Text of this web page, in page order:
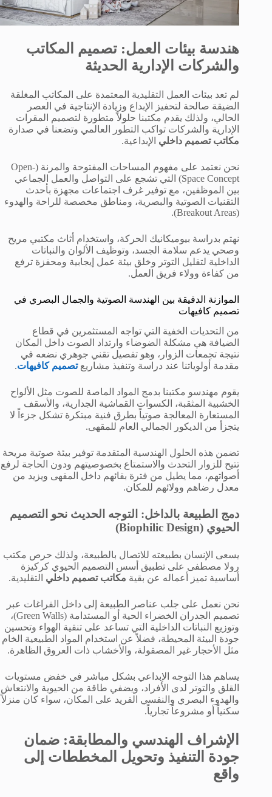
هندسة بيئات العمل: تصميم المكاتب
والشركات الإدارية الحديثة
لم تعد بيئات العمل التقليدية المعتمدة على المكاتب المغلقة
الضيقة صالحة لتحفيز الإبداع وزيادة الإنتاجية في العصر
الحالي، ولذلك يقدم مكتبنا حلولاً متطورة لتصميم المقرات
الإدارية والشركات تواكب التطور العالمي وتضعنا في صدارة
مكاتب تصميم داخلي الإبداعية.
نحن نعتمد على مفهوم المساحات المفتوحة والمرنة (Open-
Space Concept) التي تشجع على التواصل والعمل الجماعي
بين الموظفين، مع توفير غرف اجتماعات مجهزة بأحدث
التقنيات الصوتية والبصرية، ومناطق مخصصة للراحة والهدوء
(Breakout Areas).
نهتم بدراسة بيوميكانيك الحركة، واستخدام أثاث مكتبي مريح
وصحي يدعم سلامة الجسد، وتوظيف الألوان والنباتات
الداخلية لتقليل التوتر وخلق بيئة عمل إيجابية ومحفزة ترفع
من كفاءة وولاء فريق العمل.
الموازنة الدقيقة بين الهندسة الصوتية والجمال البصري في
تصميم كافيهات
من التحديات الخفية التي تواجه المستثمرين في قطاع
الضيافة هي مشكلة الضوضاء وارتداد الصوت داخل المكان
نتيجة تجمعات الزوار، وهو تفصيل تقني جوهري نضعه في
مقدمة أولوياتنا عند دراسة وتنفيذ مشاريعتصميم كافيهات.
يقوم مهندسو مكتبنا بدمج المواد الماصة للصوت مثل الألواح
الخشبية المثقبة، الكسوات القماشية الجدارية، والأسقف
المستعارة المعالجة صوتياً بطرق فنية مبتكرة تشكل جزءاً لا
يتجزأ من الديكور الجمالي العام للمقهى.
تضمن هذه الحلول الهندسية المتقدمة توفير بيئة صوتية مريحة
تتيح للزوار التحدث والاستمتاع بخصوصيتهم ودون الحاجة لرفع
أصواتهم، مما يطيل من فترة بقائهم داخل المقهى ويزيد من
معدل رضاهم وولائهم للمكان.
دمج الطبيعة بالداخل: التوجه الحديث نحو التصميم
الحيوي (Biophilic Design)
يسعى الإنسان بطبيعته للاتصال بالطبيعة، ولذلك حرص مكتب
رولا مصطفى على تطبيق أسس التصميم الحيوي كركيزة
أساسية تميز أعماله عن بقية مكاتب تصميم داخلي التقليدية.
نحن نعمل على جلب عناصر الطبيعة إلى داخل الفراغات عبر
تصميم الجدران الخضراء الحية أو المستدامة (Green Walls)،
وتوزيع النباتات الداخلية التي تساعد على تنقية الهواء وتحسين
جودة البيئة المحيطة، فضلاً عن استخدام المواد الطبيعية الخام
مثل الأحجار غير المصقولة، والأخشاب ذات العروق الظاهرة.
يساهم هذا التوجه الإبداعي بشكل مباشر في خفض مستويات
القلق والتوتر لدى الأفراد، ويضفي طاقة من الحيوية والانتعاش
والهدوء البصري والنفسي الفريد على المكان، سواء كان منزلاً
سكنياً أو مشروعاً تجارياً.
الإشراف الهندسي والمطابقة: ضمان
جودة التنفيذ وتحويل المخططات إلى
واقع